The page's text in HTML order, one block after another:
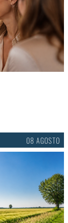
08 AGOSTO